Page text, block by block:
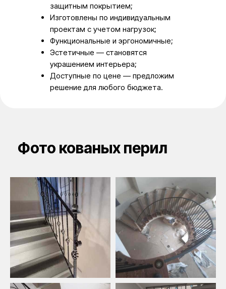
защитным покрытием;
Изготовлены по индивидуальным
проектам с учетом нагрузок;
Функциональные и эргономичные;
Эстетичные — становятся
украшением интерьера;
Доступные по цене — предложим
решение для любого бюджета.
Фото кованых перил